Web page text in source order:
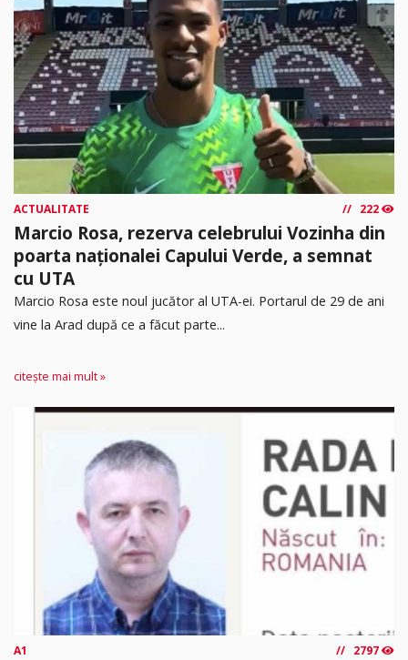
ACTUALITATE 222
Marcio Rosa, rezerva celebrului Vozinha din
poarta naționalei Capului Verde, a semnat
cu UTA
Marcio Rosa este noul jucător al UTA-ei. Portarul de 29 de ani
vine la Arad după ce a făcut parte...
citește mai mult »
A1 2797